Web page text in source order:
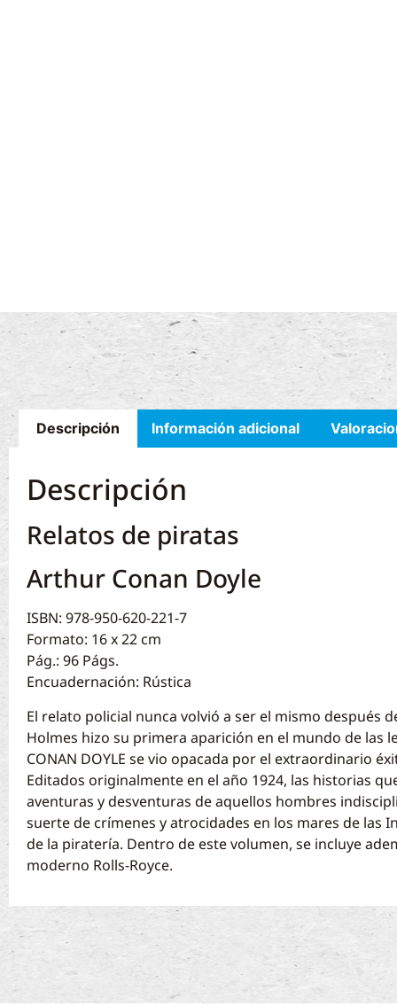
Descripción Información adicional
Descripción
Relatos de piratas
Arthur Conan Doyle
ISBN: 978-950-620-221-7
Formato: 16 x 22 cm
Pág.: 96 Págs.
Encuadernación: Rústica
El relato policial nunca volvió a ser el mismo después
Holmes hizo su primera aparición en el mundo de las
CONAN DOYLE se vio opacada por el extraordinario
Editados originalmente en el año 1924, las historias
aventuras y desventuras de aquellos hombres
suerte de crímenes y atrocidades en los mares de las
de la piratería. Dentro de este volumen, se incluye
moderno Rolls-Royce.